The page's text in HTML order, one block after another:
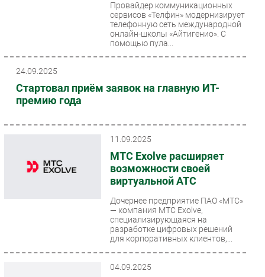
Проекты
IT класс
Тестовый стенд
Каталог компаний
Провайдер коммуникационных
сервисов «Телфин» модернизирует
телефонную сеть международной
онлайн-школы «Айтигенио». С
помощью пула...
24.09.2025
Стартовал приём заявок на главную ИТ-
премию года
11.09.2025
МТС Exolve расширяет
возможности своей
виртуальной АТС
Дочернее предприятие ПАО «МТС»
— компания МТС Exolve,
специализирующаяся на
разработке цифровых решений
для корпоративных клиентов,...
04.09.2025